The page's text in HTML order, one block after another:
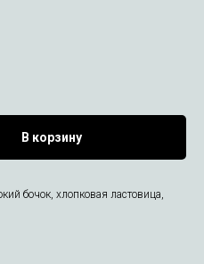
В корзину
бочок, хлопковая ластовица,